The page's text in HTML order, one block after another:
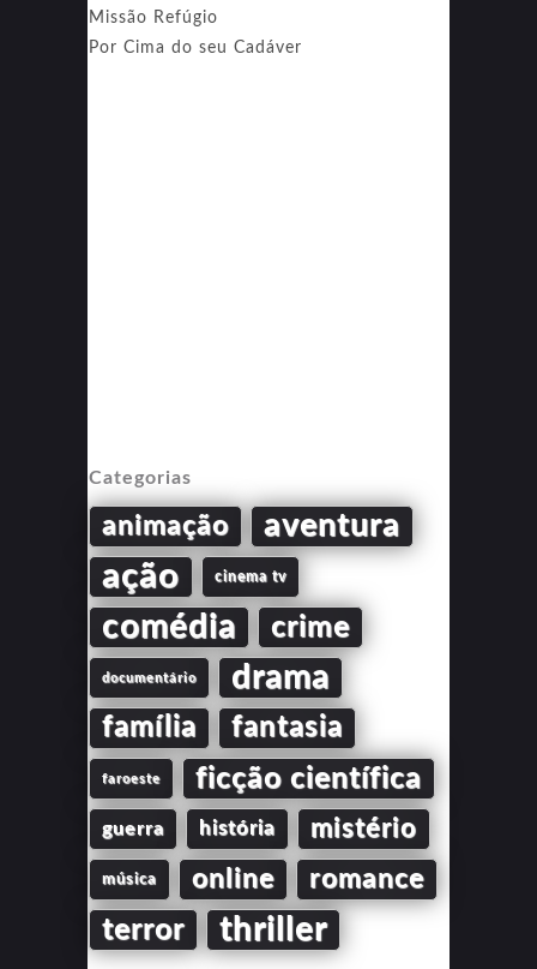
Missão Refúgio
Por Cima do seu Cadáver
Categorias
animação aventura
ação cinema tv
comédia crime
documentário drama
família fantasia
faroeste ficção científica
guerra história mistério
música online romance
terror thriller